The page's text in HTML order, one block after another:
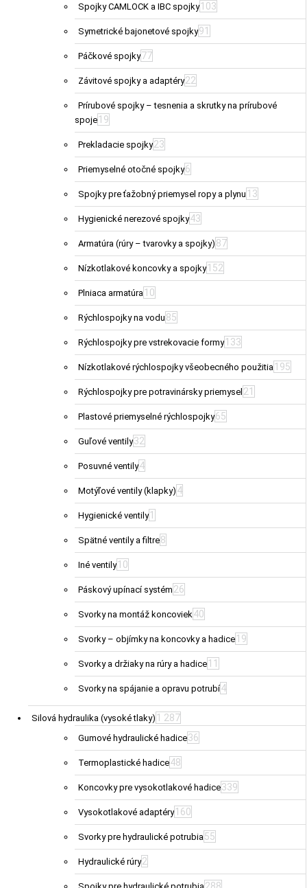
Spojky CAMLOCK a IBC spojky 103
Symetrické bajonetové spojky91
Páčkové spojky77
Závitové spojky a adaptéry22
Prírubové spojky – tesnenia a skrutky na prírubové
spoje 19
Prekladacie spojky23
Priemyselné otočné spojky6
Spojky pre ťažobný priemysel ropy a plynu 13
Hygienické nerezové spojky43
Armatúra (rúry – tvarovky a spojky) 87
Nízkotlakové koncovky a spojky 152
Plniaca armatúra 10
Rýchlospojky na vodu 85
Rýchlospojky pre vstrekovacie formy 133
Nízkotlakové rýchlospojky všeobecného použitia 195
Rýchlospojky pre potravinársky priemysel 21
Plastové priemyselné rýchlospojky65
Guľové ventily32
Posuvné ventily4
Motýľové ventily (klapky) 4
Hygienické ventily 1
Spätné ventily a filtre8
Iné ventily 10
Páskový upínací systém 26
Svorky na montáž koncoviek40
Svorky – objímky na koncovky a hadice 19
Svorky a držiaky na rúry a hadice 11
Svorky na spájanie a opravu potrubí4
Silová hydraulika (vysoké tlaky) 1 287
Gumové hydraulické hadice36
Termoplastické hadice48
Koncovky pre vysokotlakové hadice339
Vysokotlakové adaptéry 160
Svorky pre hydraulické potrubia55
Hydraulické rúry2